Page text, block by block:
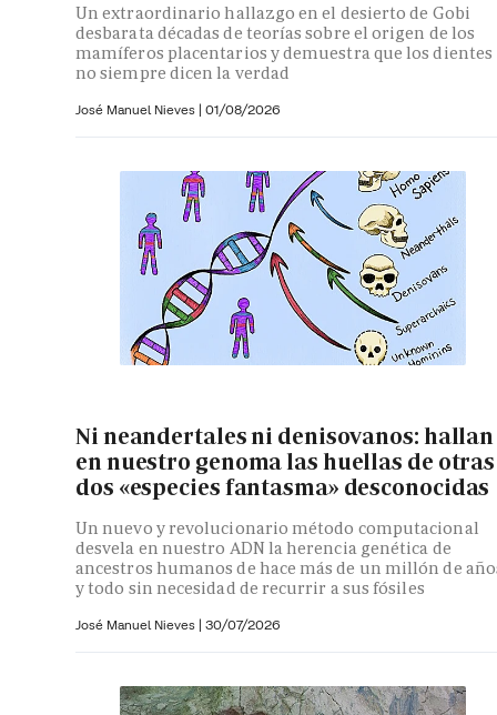
Un extraordinario hallazgo en el desierto de Gobi
desbarata décadas de teorías sobre el origen de los
mamíferos placentarios y demuestra que los dientes
no siempre dicen la verdad
José Manuel Nieves | 01/08/2026
Ni neandertales ni denisovanos: hallan
en nuestro genoma las huellas de otras
dos «especies fantasma» desconocidas
Un nuevo y revolucionario método computacional
desvela en nuestro ADN la herencia genética de
ancestros humanos de hace más de un millón de
y todo sin necesidad de recurrir a sus fósiles
José Manuel Nieves | 30/07/2026